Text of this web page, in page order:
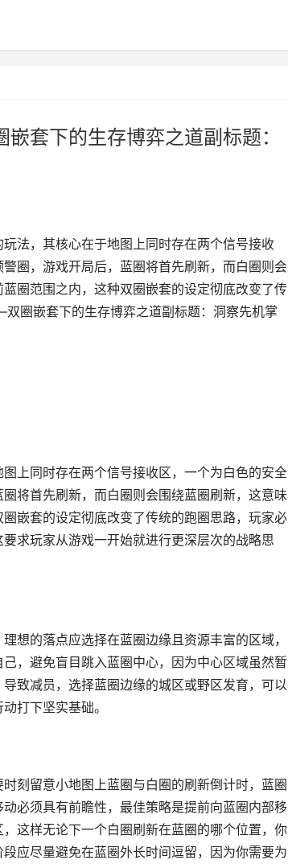
套下的生存博弈之道副标题：
法，其核心在于地图上同时存在两个信号接收
圈，游戏开局后，蓝圈将首先刷新，而白圈则会
圈范围之内，这种双圈嵌套的设定彻底改变了传
圈嵌套下的生存博弈之道副标题：洞察先机掌
上同时存在两个信号接收区，一个为白色的安全
将首先刷新，而白圈则会围绕蓝圈刷新，这意味
嵌套的设定彻底改变了传统的跑圈思路，玩家必
求玩家从游戏一开始就进行更深层次的战略思
想的落点应选择在蓝圈边缘且资源丰富的区域，
，避免盲目跳入蓝圈中心，因为中心区域虽然暂
致减员，选择蓝圈边缘的城区或野区发育，可以
打下坚实基础。
刻留意小地图上蓝圈与白圈的刷新倒计时，蓝圈
必须具有前瞻性，最佳策略是提前向蓝圈内部移
这样无论下一个白圈刷新在蓝圈的哪个位置，你
应尽量避免在蓝圈外长时间逗留，因为你需要为